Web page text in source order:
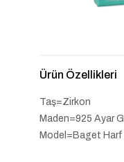
Ürün Özellikleri
Taş=Zirkon
Maden=925 Ayar
Model=Baget Harf